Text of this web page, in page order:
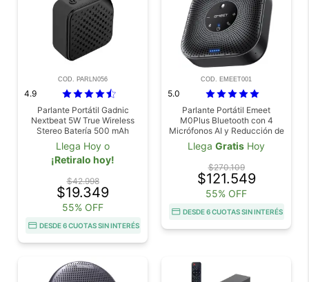
COD. PARLN056
4.9
Parlante Portátil Gadnic
Nextbeat 5W True Wireless
Stereo Batería 500 mAh
Llega Hoy o
¡Retiralo hoy!
$42.998
$19.349
55% OFF
DESDE 6 CUOTAS SIN INTERÉS
COD. EMEET001
5.0
Parlante Portátil Emeet
M0Plus Bluetooth con 4
Micrófonos AI y Reducción de
Ruido
Llega Gratis Hoy
$270.109
$121.549
55% OFF
DESDE 6 CUOTAS SIN INTERÉS